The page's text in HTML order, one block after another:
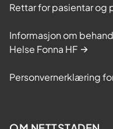
Rettar for pasientar og
Informasjon om
Helse Fonna HF
Personvernerklæring